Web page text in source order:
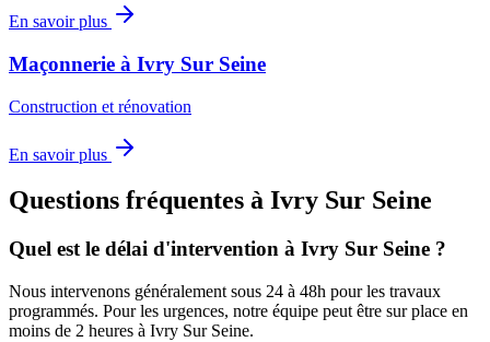
En savoir plus
Maçonnerie à Ivry Sur Seine
Construction et rénovation
En savoir plus
Questions fréquentes à Ivry Sur Seine
Quel est le délai d'intervention à Ivry Sur Seine ?
Nous intervenons généralement sous 24 à 48h pour les travaux
programmés. Pour les urgences, notre équipe peut être sur place en
moins de 2 heures à Ivry Sur Seine.